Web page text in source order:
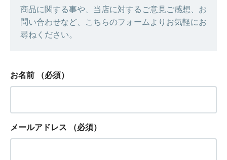
商品に関する事や、当店に対するご意見ご感想、お
問い合わせなど、こちらのフォームよりお気軽にお
尋ねください。
お名前 （必須）
メールアドレス （必須）